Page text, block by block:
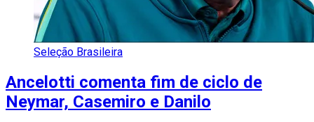
Seleção Brasileira
Ancelotti comenta fim de ciclo de
Neymar, Casemiro e Danilo